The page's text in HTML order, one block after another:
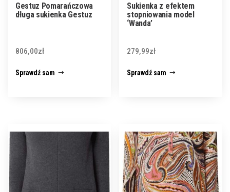
Gestuz Pomarańczowa
długa sukienka Gestuz
806,00zł
Sprawdź sam
Sukienka z efektem
stopniowania model
‘Wanda’
279,99zł
Sprawdź sam